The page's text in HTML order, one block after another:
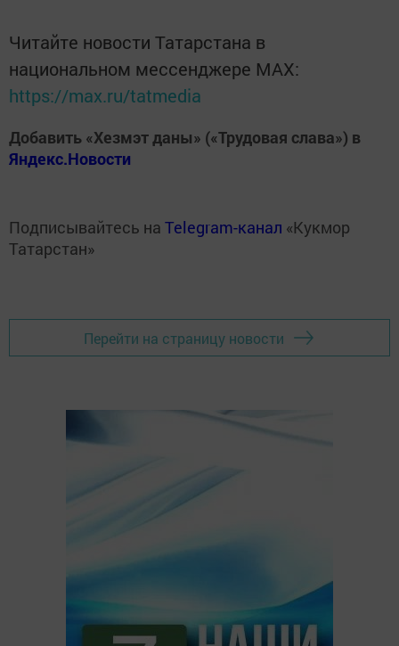
Читайте новости Татарстана в
национальном мессенджере MАХ:
https://max.ru/tatmedia
Добавить «Хезмэт даны» («Трудовая слава») в
Яндекс.Новости
Подписывайтесь на Telegram-канал «Кукмор
Татарстан»
Перейти на страницу новости